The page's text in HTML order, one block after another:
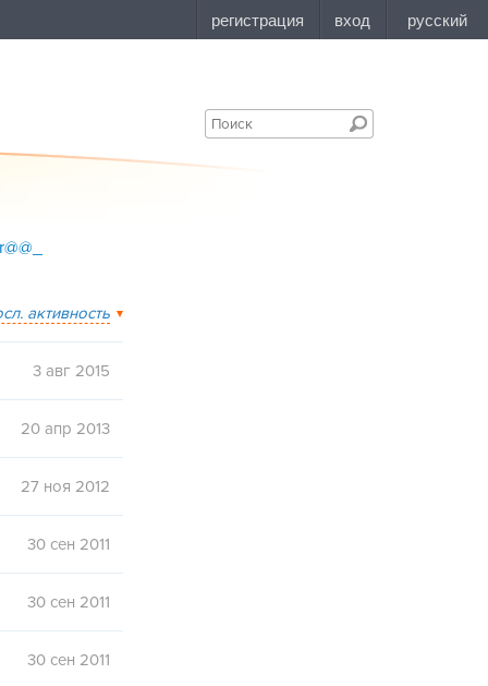
активность
3 авг 2015
20 апр 2013
27 ноя 2012
30 сен 2011
30 сен 2011
30 сен 2011